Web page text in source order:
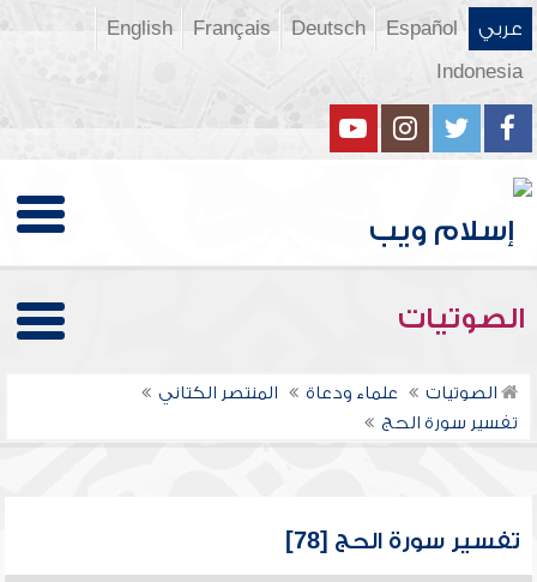
عربي Español
Deutsch
Français
English
Indonesia
الصوتيات
الصوتيات علماء ودعاة
المنتصر الكتاني
تفسير سورة الحج
تفسير سورة الحج [78]